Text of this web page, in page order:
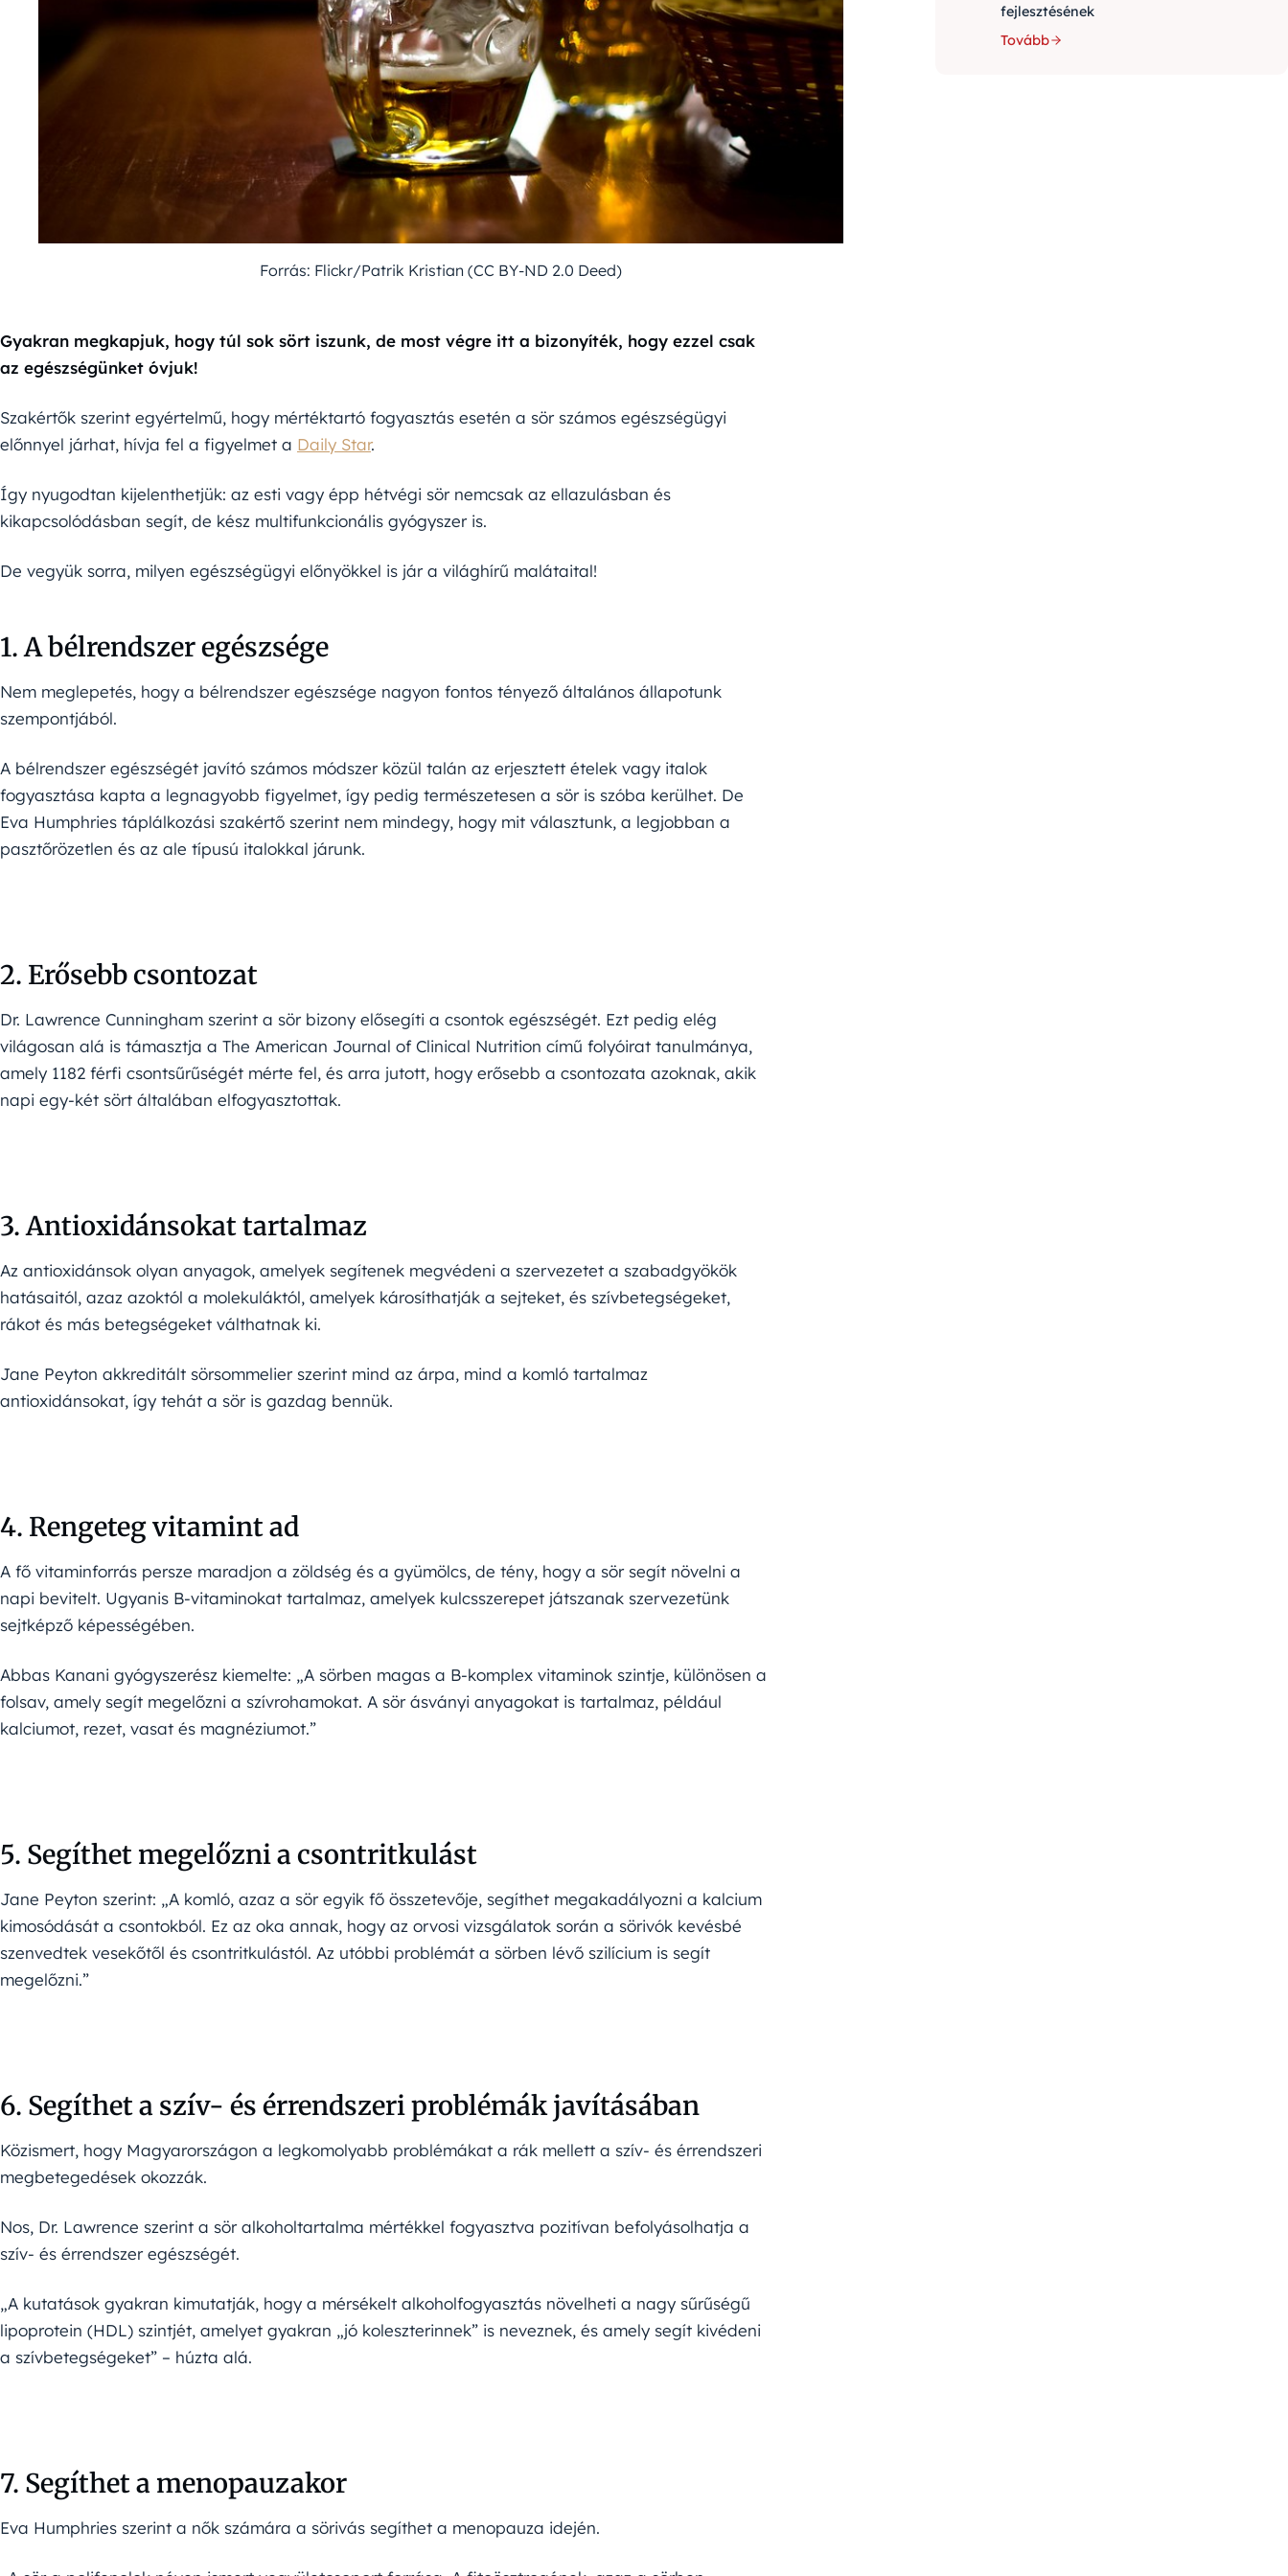
Forrás: Flickr/Patrik Kristian (CC BY-ND 2.0 Deed)
Gyakran megkapjuk, hogy túl sok sört iszunk, de most végre itt a bizonyíték, hogy ezzel csak
az egészségünket óvjuk!
Szakértők szerint egyértelmű, hogy mértéktartó fogyasztás esetén a sör számos egészségügyi
előnnyel járhat, hívja fel a figyelmet a Daily Star.
Így nyugodtan kijelenthetjük: az esti vagy épp hétvégi sör nemcsak az ellazulásban és
kikapcsolódásban segít, de kész multifunkcionális gyógyszer is.
De vegyük sorra, milyen egészségügyi előnyökkel is jár a világhírű malátaital!
1. A bélrendszer egészsége
Nem meglepetés, hogy a bélrendszer egészsége nagyon fontos tényező általános állapotunk
szempontjából.
A bélrendszer egészségét javító számos módszer közül talán az erjesztett ételek vagy italok
fogyasztása kapta a legnagyobb figyelmet, így pedig természetesen a sör is szóba kerülhet. De
Eva Humphries táplálkozási szakértő szerint nem mindegy, hogy mit választunk, a legjobban a
pasztőrözetlen és az ale típusú italokkal járunk.
2. Erősebb csontozat
Dr. Lawrence Cunningham szerint a sör bizony elősegíti a csontok egészségét. Ezt pedig elég
világosan alá is támasztja a The American Journal of Clinical Nutrition című folyóirat tanulmánya,
amely 1182 férfi csontsűrűségét mérte fel, és arra jutott, hogy erősebb a csontozata azoknak, akik
napi egy-két sört általában elfogyasztottak.
3. Antioxidánsokat tartalmaz
Az antioxidánsok olyan anyagok, amelyek segítenek megvédeni a szervezetet a szabadgyökök
hatásaitól, azaz azoktól a molekuláktól, amelyek károsíthatják a sejteket, és szívbetegségeket,
rákot és más betegségeket válthatnak ki.
Jane Peyton akkreditált sörsommelier szerint mind az árpa, mind a komló tartalmaz
antioxidánsokat, így tehát a sör is gazdag bennük.
4. Rengeteg vitamint ad
A fő vitaminforrás persze maradjon a zöldség és a gyümölcs, de tény, hogy a sör segít növelni a
napi bevitelt. Ugyanis B-vitaminokat tartalmaz, amelyek kulcsszerepet játszanak szervezetünk
sejtképző képességében.
Abbas Kanani gyógyszerész kiemelte: „A sörben magas a B-komplex vitaminok szintje, különösen a
folsav, amely segít megelőzni a szívrohamokat. A sör ásványi anyagokat is tartalmaz, például
kalciumot, rezet, vasat és magnéziumot.”
5. Segíthet megelőzni a csontritkulást
Jane Peyton szerint: „A komló, azaz a sör egyik fő összetevője, segíthet megakadályozni a kalcium
kimosódását a csontokból. Ez az oka annak, hogy az orvosi vizsgálatok során a sörivók kevésbé
szenvedtek vesekőtől és csontritkulástól. Az utóbbi problémát a sörben lévő szilícium is segít
megelőzni.”
6. Segíthet a szív- és érrendszeri problémák javításában
Közismert, hogy Magyarországon a legkomolyabb problémákat a rák mellett a szív- és érrendszeri
megbetegedések okozzák.
Nos, Dr. Lawrence szerint a sör alkoholtartalma mértékkel fogyasztva pozitívan befolyásolhatja a
szív- és érrendszer egészségét.
„A kutatások gyakran kimutatják, hogy a mérsékelt alkoholfogyasztás növelheti a nagy sűrűségű
lipoprotein (HDL) szintjét, amelyet gyakran „jó koleszterinnek” is neveznek, és amely segít kivédeni
a szívbetegségeket” – húzta alá.
7. Segíthet a menopauzakor
Eva Humphries szerint a nők számára a sörivás segíthet a menopauza idején.
fejlesztésének
Tovább